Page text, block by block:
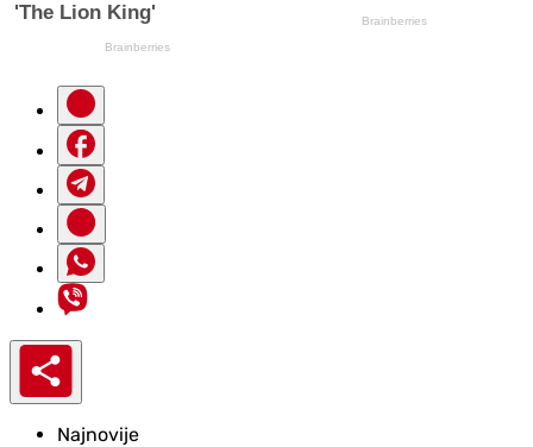
Najnovije